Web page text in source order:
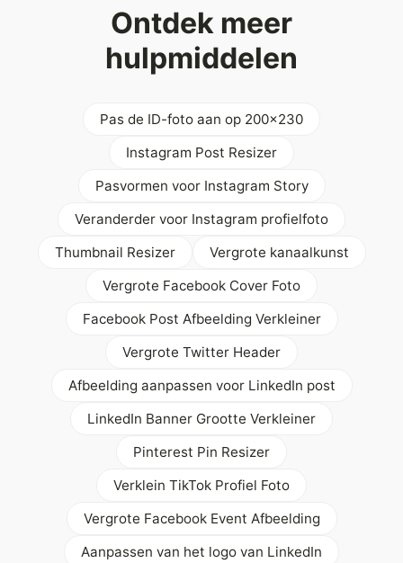
Ontdek meer
hulpmiddelen
Pas de ID-foto aan op 200x230
Instagram Post Resizer
Pasvormen voor Instagram Story
Veranderder voor Instagram profielfoto
Thumbnail Resizer
Vergrote kanaalkunst
Vergrote Facebook Cover Foto
Facebook Post Afbeelding Verkleiner
Vergrote Twitter Header
Afbeelding aanpassen voor LinkedIn post
LinkedIn Banner Grootte Verkleiner
Pinterest Pin Resizer
Verklein TikTok Profiel Foto
Vergrote Facebook Event Afbeelding
Aanpassen van het logo van LinkedIn